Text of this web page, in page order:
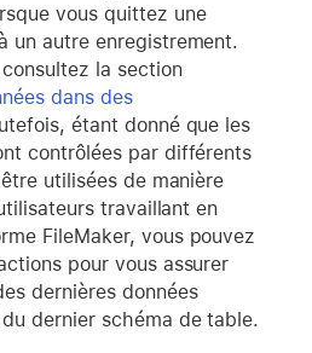
vous quittez une
un autre enregistrement.
la section
dans des
étant donné que les
contrôlées par différents
utilisées de manière
travaillant en
FileMaker, vous pouvez
pour vous assurer
dernières données
dernier schéma de table.